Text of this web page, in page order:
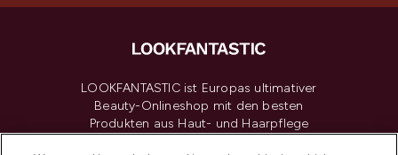
LOOKFANTASTIC ist Europas ultimativer
Beauty-Onlineshop mit den besten
Produkten aus Haut- und Haarpflege